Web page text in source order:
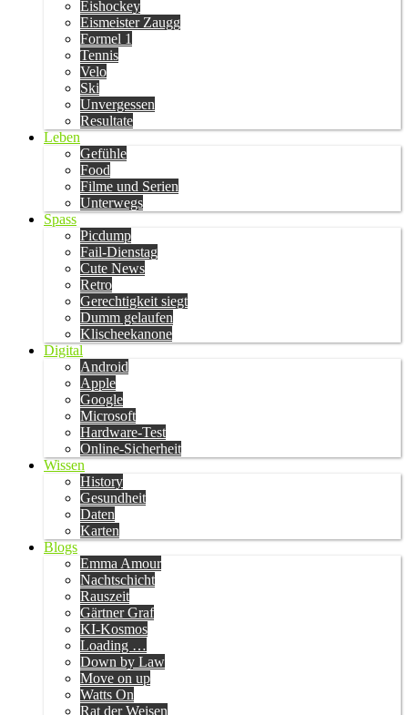
Eishockey
Eismeister Zaugg
Formel 1
Tennis
Velo
Ski
Unvergessen
Resultate
Leben
Gefühle
Food
Filme und Serien
Unterwegs
Spass
Picdump
Fail-Dienstag
Cute News
Retro
Gerechtigkeit siegt
Dumm gelaufen
Klischeekanone
Digital
Android
Apple
Google
Microsoft
Hardware-Test
Online-Sicherheit
Wissen
History
Gesundheit
Daten
Karten
Blogs
Emma Amour
Nachtschicht
Rauszeit
Gärtner Graf
KI-Kosmos
Loading …
Down by Law
Move on up
Watts On
Rat der Weisen